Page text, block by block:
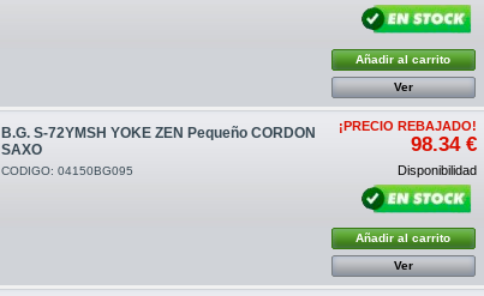
Añadir al carrito
Ver
B.G. S-72YMSH YOKE ZEN Pequeño CORDON
SAXO
CODIGO: 04150BG095
¡PRECIO REBAJADO!
98.34 €
Disponibilidad
Añadir al carrito
Ver